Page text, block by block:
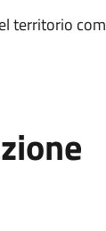
territorio